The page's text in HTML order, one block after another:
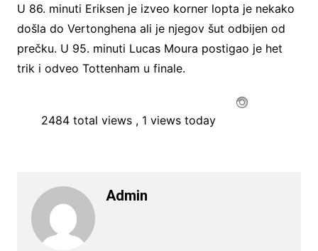
U 86. minuti Eriksen je izveo korner lopta je nekako
došla do Vertonghena ali je njegov šut odbijen od
prečku. U 95. minuti Lucas Moura postigao je het
trik i odveo Tottenham u finale.
2484 total views , 1 views today
Admin